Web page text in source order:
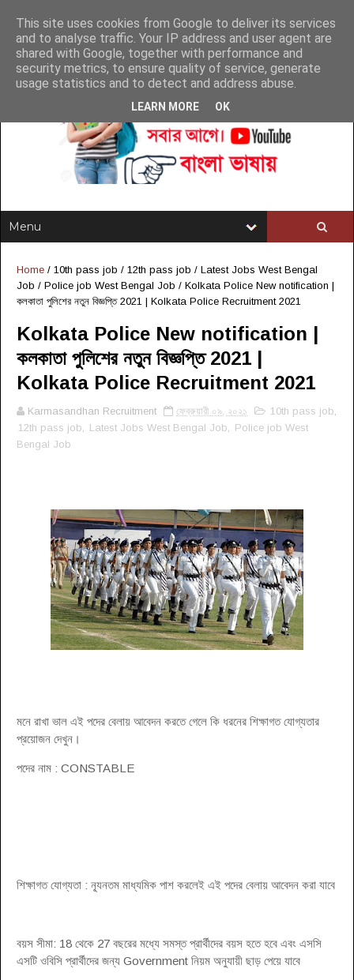
Home / 10th pass job / 12th pass job / Latest Jobs West Bengal
Job / Police job West Bengal Job / Kolkata Police New notification |
কলকাতা পুলিশের নতুন বিজ্ঞপ্তি 2021 | Kolkata Police Recruitment 2021
Kolkata Police New notification |
কলকাতা পুলিশের নতুন বিজ্ঞপ্তি 2021 |
Kolkata Police Recruitment 2021
Karmasandhan Recruitment ফেব্রুয়ারী ০৯, ২০২১ 10th pass job
12th pass job
Latest Jobs West Bengal Job
Police job West
Bengal Job
মনে রাখা ভাল এই পদের বেলায় আবেদন করতে গেলে কি ধরনের শিক্ষাগত যোগ্যতার
প্রয়োজন দেখুন।
পদের নাম : CONSTABLE
শিক্ষাগত যোগ্যতা : ন্যূনতম মাধ্যমিক পাশ করলেই এই পদের বেলায় আবেদন করা যাবে
বয়স সীমা: 18 থেকে 27 বছরের মধ্যে সমস্ত প্রার্থীদের বয়স হতে হবে এবং এসসি
এসটি ওবিসি প্রার্থীদের জন্য Government নিয়ম অনুযায়ী ছাড় পেয়ে যাবে
This site uses cookies from Google to deliver its services
and to analyse traffic. Your IP address and user agent are
shared with Google, together with performance and
security metrics, to ensure quality of service, generate
usage statistics and to detect and address abuse.
LEARN MORE OK